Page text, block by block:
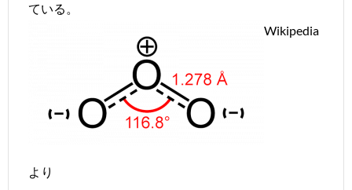
ている。
Wikipedia
より